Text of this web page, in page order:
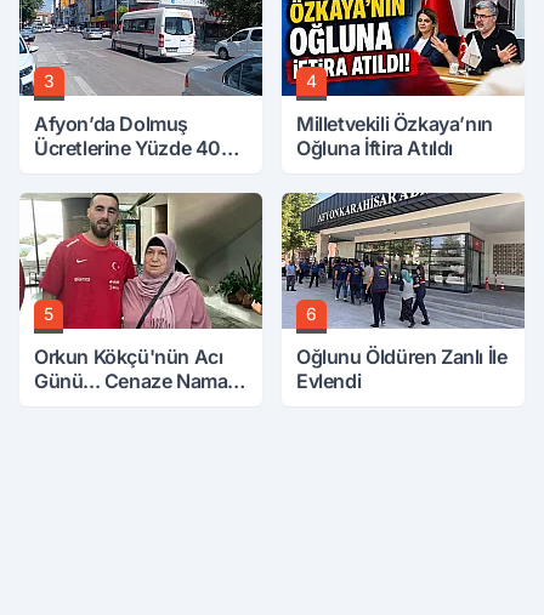
3
Afyon’da Dolmuş
Ücretlerine Yüzde 40
4
Milletvekili Özkaya’nın
Oğluna İftira Atıldı
5
Orkun Kökçü'nün Acı
Günü... Cenaze Namazı
6
Oğlunu Öldüren Zanlı İle
Evlendi